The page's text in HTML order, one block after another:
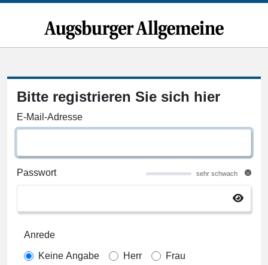
Bitte registrieren Sie sich hier
E-Mail-Adresse
Passwort sehr schwach
Anrede
Keine Angabe Herr
Frau